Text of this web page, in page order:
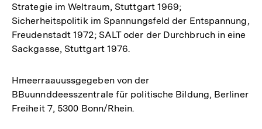
Strategie im Weltraum, Stuttgart 1969;
Sicherheitspolitik im Spannungsfeld der Entspannung,
Freudenstadt 1972; SALT oder der Durchbruch in eine
Sackgasse, Stuttgart 1976.
Hmeerraauussgegeben von der
BBuunnddeesszentrale für politische Bildung, Berliner
Freiheit 7, 5300 Bonn/Rhein.